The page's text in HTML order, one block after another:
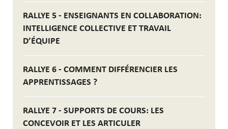
RALLYE 5 - ENSEIGNANTS EN COLLABORATION:
INTELLIGENCE COLLECTIVE ET TRAVAIL
D’ÉQUIPE
RALLYE 6 - COMMENT DIFFÉRENCIER LES
APPRENTISSAGES ?
RALLYE 7 - SUPPORTS DE COURS: LES
CONCEVOIR ET LES ARTICULER